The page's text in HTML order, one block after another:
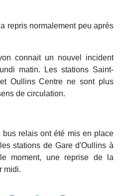
repris normalement peu après
connait un nouvel incident
matin. Les stations Saint-
Oullins Centre ne sont plus
de circulation.
bus relais ont été mis en place
stations de Gare d'Oullins à
moment, une reprise de la
midi.